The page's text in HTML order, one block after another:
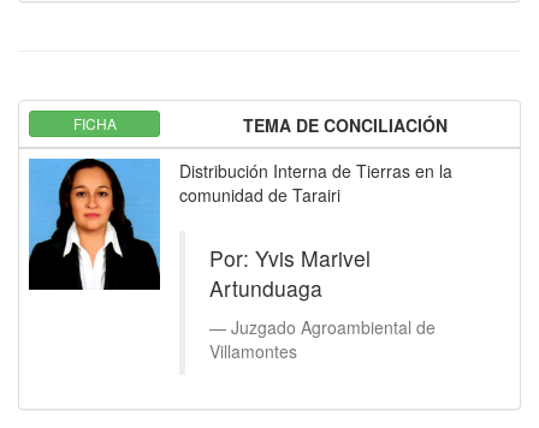
FICHA
TEMA DE CONCILIACIÓN
Distribución Interna de Tierras en la
comunidad de Tarairi
Por: Yvis Marivel
Artunduaga
Juzgado Agroambiental de
Villamontes